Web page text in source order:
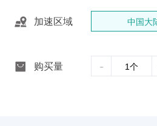
加速区域 中国大
购买量 -